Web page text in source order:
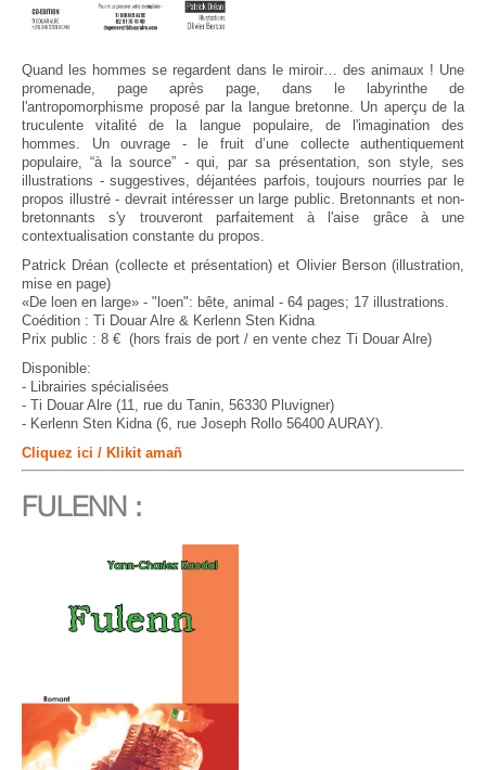
Quand les hommes se regardent dans le miroir… des animaux ! Une
promenade, page après page, dans le labyrinthe de
l'antropomorphisme proposé par la langue bretonne. Un aperçu de la
truculente vitalité de la langue populaire, de l'imagination des
hommes. Un ouvrage - le fruit d’une collecte authentiquement
populaire, “à la source” - qui, par sa présentation, son style, ses
illustrations - suggestives, déjantées parfois, toujours nourries par le
propos illustré - devrait intéresser un large public. Bretonnants et non-
bretonnants s'y trouveront parfaitement à l'aise grâce à une
contextualisation constante du propos.
Patrick Dréan (collecte et présentation) et Olivier Berson (illustration,
mise en page)
«De loen en large» - "loen": bête, animal - 64 pages; 17 illustrations.
Coédition : Ti Douar Alre & Kerlenn Sten Kidna
Prix public : 8 € (hors frais de port / en vente chez Ti Douar Alre)
Disponible:
- Librairies spécialisées
- Ti Douar Alre (11, rue du Tanin, 56330 Pluvigner)
- Kerlenn Sten Kidna (6, rue Joseph Rollo 56400 AURAY).
Cliquez ici / Klikit amañ
FULENN :